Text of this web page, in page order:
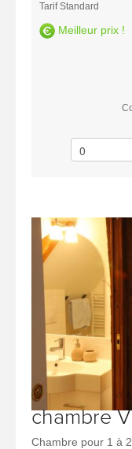
Tarif Standard
Meilleur prix !
chambre
Chambre pour 1 à